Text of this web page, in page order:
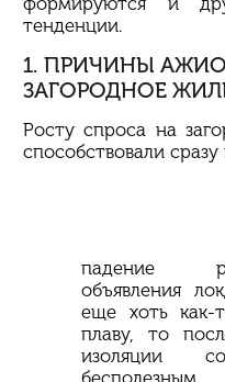
тенденции.
1. ПРИЧИНЫ
ЗАГОРОДНОЕ
Росту спроса на
способствовали
падение
объявления
еще хоть как-
плаву, то
изоляции